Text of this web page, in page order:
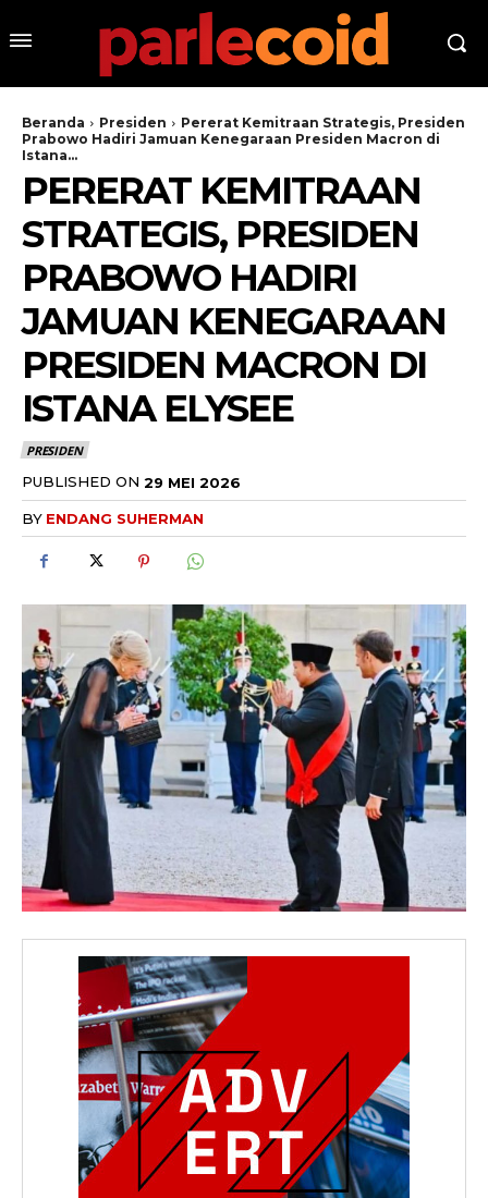
Beranda Presiden
Pererat Kemitraan Strategis, Presiden
Prabowo Hadiri Jamuan Kenegaraan Presiden Macron di
Istana...
PERERAT KEMITRAAN
STRATEGIS, PRESIDEN
PRABOWO HADIRI
JAMUAN KENEGARAAN
PRESIDEN MACRON DI
ISTANA ELYSEE
PRESIDEN
PUBLISHED ON 29 MEI 2026
BY ENDANG SUHERMAN